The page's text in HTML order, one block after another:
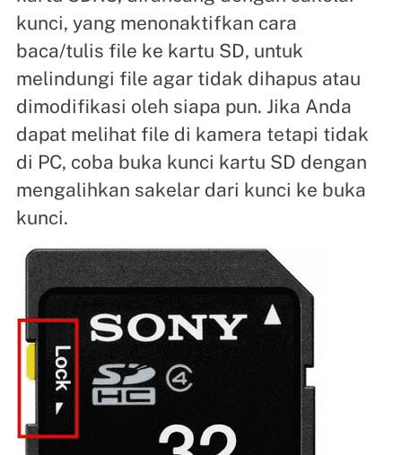
kunci, yang menonaktifkan cara
baca/tulis file ke kartu SD, untuk
melindungi file agar tidak dihapus atau
dimodifikasi oleh siapa pun. Jika Anda
dapat melihat file di kamera tetapi tidak
di PC, coba buka kunci kartu SD dengan
mengalihkan sakelar dari kunci ke buka
kunci.